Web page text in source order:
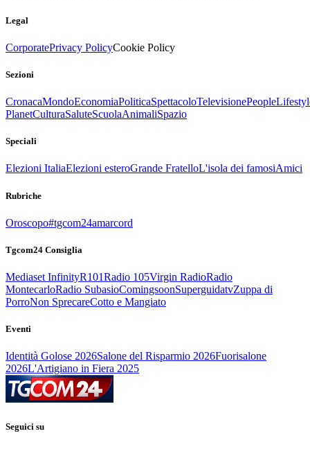
Legal
CorporatePrivacy PolicyCookie Policy
Sezioni
CronacaMondoEconomiaPoliticaSpettacoloTelevisionePeople
PlanetCulturaSaluteScuolaAnimaliSpazio
Speciali
Elezioni ItaliaElezioni esteroGrande FratelloL'isola dei famosiAmici
Rubriche
Oroscopo#tgcom24amarcord
Tgcom24 Consiglia
Mediaset InfinityR101Radio 105Virgin RadioRadio
MontecarloRadio SubasioComingsoonSuperguidatvZuppa di
PorroNon SprecareCotto e Mangiato
Eventi
Identità Golose 2026Salone del Risparmio 2026Fuorisalone
2026L'Artigiano in Fiera 2025
Seguici su